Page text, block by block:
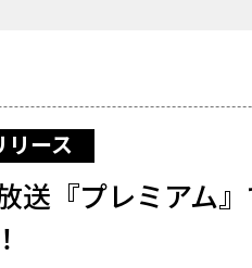
リース
送『プレミアム